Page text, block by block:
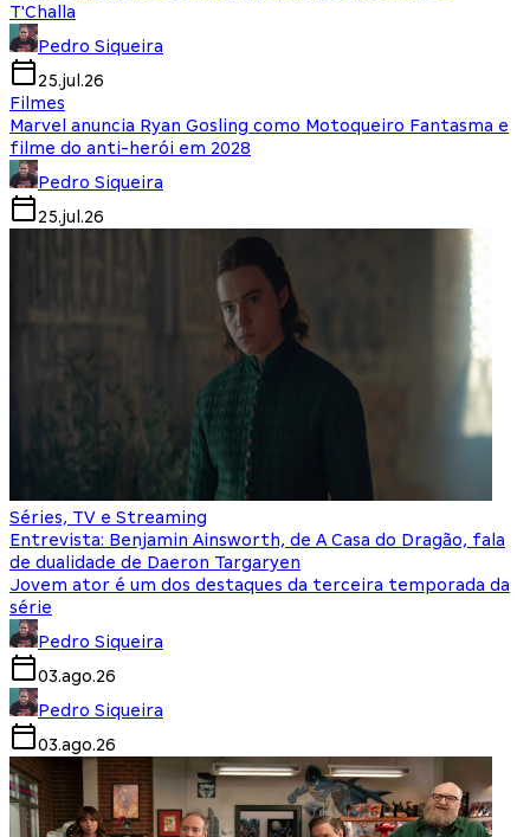
T'Challa
Pedro Siqueira
25.jul.26
Filmes
Marvel anuncia Ryan Gosling como Motoqueiro Fantasma e
filme do anti-herói em 2028
Pedro Siqueira
25.jul.26
Séries, TV e Streaming
Entrevista: Benjamin Ainsworth, de A Casa do Dragão, fala
de dualidade de Daeron Targaryen
Jovem ator é um dos destaques da terceira temporada da
série
Pedro Siqueira
03.ago.26
Pedro Siqueira
03.ago.26